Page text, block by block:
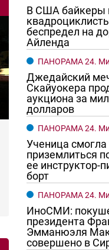
В США байкеры
беспредел на
Айленда
ПАНОРАМА 24.
Джедайский
Скайуокера
аукциона за
долларов
ПАНОРАМА 24.
Ученица
приземлиться
ее инструктор-
борт
ПАНОРАМА 24.
ИноСМИ:
президента
Эмманюэля
совершено в